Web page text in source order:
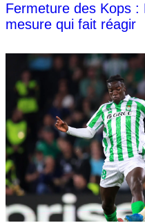
Fermeture des Kops :
mesure qui fait réagir